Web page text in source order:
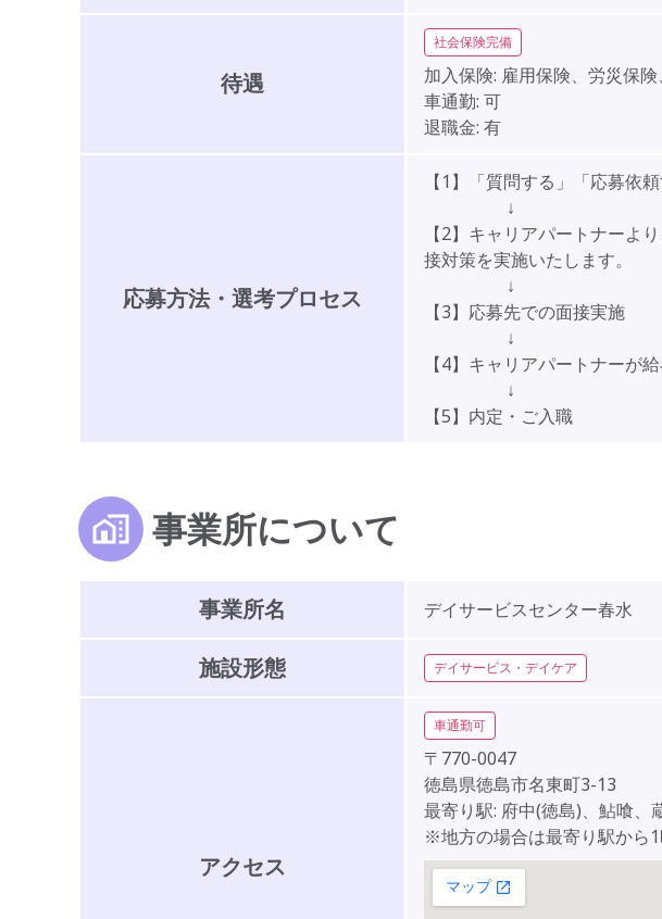
待遇
社会保険完備
加入保険: 雇用保険、労災保
車通勤: 可
退職金: 有
応募方法・選考プロセス
【1】「質問する」「応募依
↓
【2】キャリアパートナーよ
接対策を実施いたします。
↓
【3】応募先での面接実施
↓
【4】キャリアパートナーが
↓
【5】内定・ご入職
事業所について
事業所名 デイサービスセンター春水
施設形態 デイサービス・デイケア
アクセス
車通勤可
〒770-0047
徳島県徳島市名東町3-13
最寄り駅: 府中(徳島)、鮎喰、
※地方の場合は最寄り駅から1